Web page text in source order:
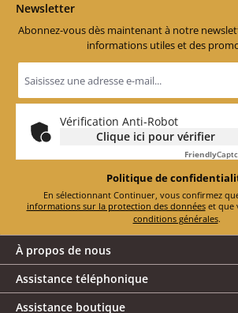
Newsletter
Abonnez-vous dès maintenant à notre
informations utiles et des
e-
mail
*
Vérification Anti-Robot
Clique ici pour vérifier
Friendly
Politique de
informations sur la protection des données
conditions générales.
À propos de nous
Assistance téléphonique
Assistance boutique